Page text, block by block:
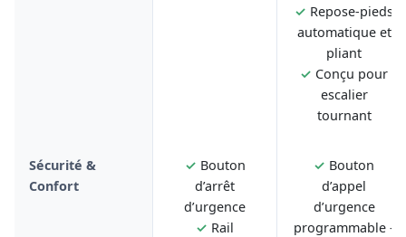
✓ Repose-pieds
automatique et
pliant
✓ Conçu pour
escalier
tournant
Sécurité &
Confort
✓ Bouton
d’arrêt
d’urgence
✓ Rail
✓ Bouton
d’appel
d’urgence
programmable -